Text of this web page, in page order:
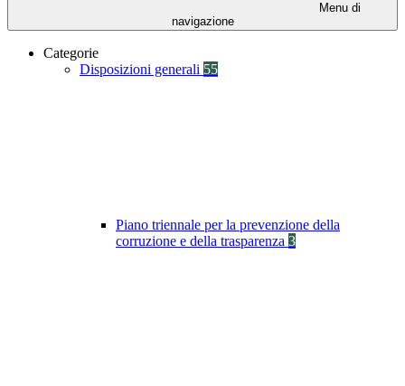
Menu di
navigazione
Categorie
Disposizioni generali 55
Piano triennale per la prevenzione della
corruzione e della trasparenza 3